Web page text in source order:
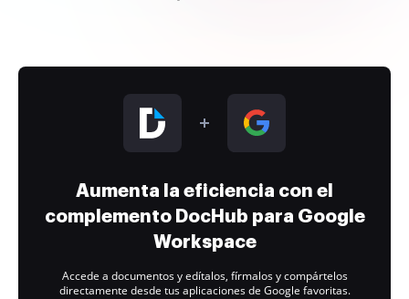
Aumenta la eficiencia con el
complemento DocHub para Google
Workspace
Accede a documentos y edítalos, fírmalos y compártelos
directamente desde tus aplicaciones de Google favoritas.